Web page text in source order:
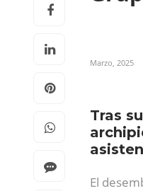
Marzo, 2025
Tras
El